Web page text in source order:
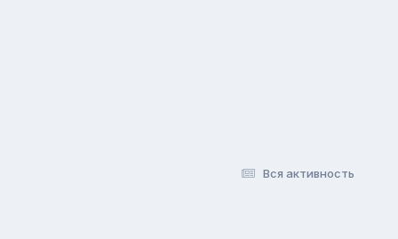
Вся активность